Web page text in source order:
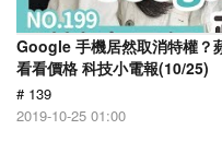
Google 手機居然取消特權？
看看價格 科技小電報(10/25)
# 139
2019-10-25 01:00